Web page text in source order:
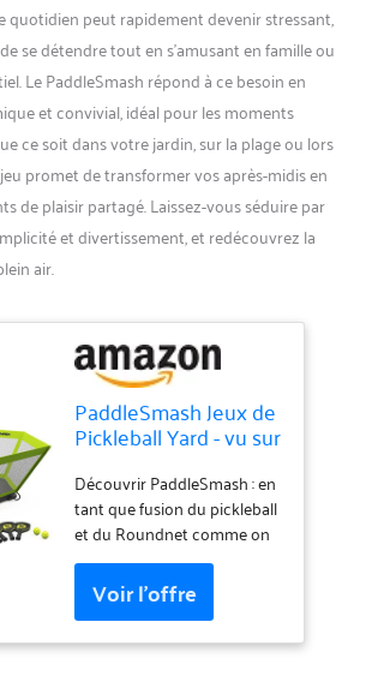
quotidien peut rapidement devenir stressant,
se détendre tout en s’amusant en famille ou
Le PaddleSmash répond à ce besoin en
et convivial, idéal pour les moments
ce soit dans votre jardin, sur la plage ou lors
promet de transformer vos après-midis en
de plaisir partagé. Laissez-vous séduire par
et divertissement, et redécouvrez la
air.
PaddleSmash Jeux de
Pickleball Yard - vu sur
plage; jardin, jeux de
plein air pour adultes
et famille -
Assemblage facile -
Comprend 4
raquettes de
pickleball, 2 balles
Découvrir PaddleSmash : en
tant que fusion du pickleball
et du Roundnet comme on
le voit sur Shark Tank,
PaddleSmash offre
l'expérience ultime de jeux
apprendre, à frapper et à